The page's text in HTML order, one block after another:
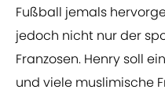
Fußball jemals
jedoch nicht nur der
Franzosen. Henry soll
und viele muslimische